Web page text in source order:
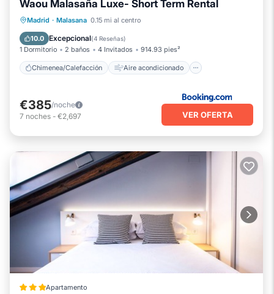
Waou Malasaña Luxe- Short Term Rental
Madrid · Malasana 0.15 mi al centro
10.0 Excepcional(4 Reseñas)
1 Dormitorio 2 baños 4 Invitados 914.93 pies²
Chimenea/Calefacción Aire acondicionado
Chimenea/Calefacción
Aire acondicionado
Apto para niños
€385/noche
7 noches - €2,697 VER OFERTA
Apartamento